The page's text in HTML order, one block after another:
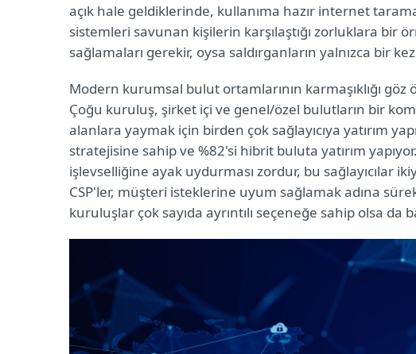
açık hale geldiklerinde, kullanıma hazır internet
sistemleri savunan kişilerin karşılaştığı zorluklara bir
sağlamaları gerekir, oysa saldırganların yalnızca bir
Modern kurumsal bulut ortamlarının karmaşıklığı
Çoğu kuruluş, şirket içi ve genel/özel bulutların bir
alanlara yaymak için birden çok sağlayıcıya yatırım
stratejisine sahip ve %82'si hibrit buluta yatırım
işlevselliğine ayak uydurması zordur, bu sağlayıcılar
CSP'ler, müşteri isteklerine uyum sağlamak adına
kuruluşlar çok sayıda ayrıntılı seçeneğe sahip olsa da